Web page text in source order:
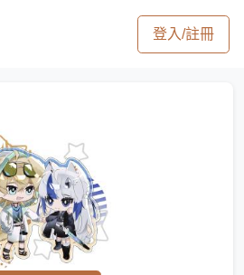
登入/註冊